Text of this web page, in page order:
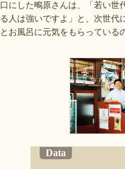
口にした鴫原さんは、「若い世
る人は強いですよ」と、次世代
とお風呂に元気をもらっている
Data